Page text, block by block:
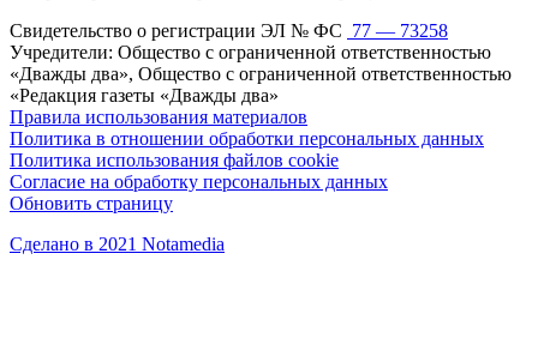
Свидетельство о регистрации ЭЛ № ФС 77 — 73258
Учредители: Общество с ограниченной ответственностью
«Дважды два», Общество с ограниченной ответственностью
«Редакция газеты «Дважды два»
Правила использования материалов
Политика в отношении обработки персональных данных
Политика использования файлов cookie
Согласие на обработку персональных данных
Обновить страницу
Сделано в 2021 Notamedia